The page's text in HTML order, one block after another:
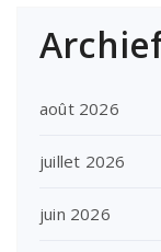
août 2026
juillet 2026
juin 2026